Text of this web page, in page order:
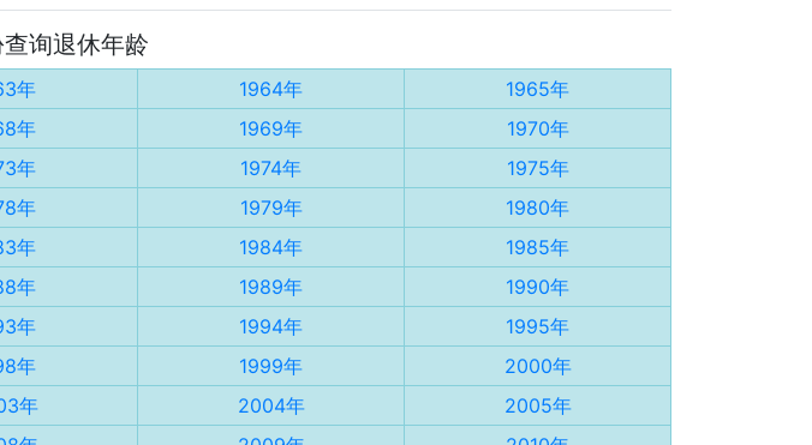
询退休年龄
年 1964年
1965年
年 1969年
1970年
年 1974年
1975年
年 1979年
1980年
年 1984年
1985年
年 1989年
1990年
年 1994年
1995年
年 1999年
2000年
年 2004年
2005年